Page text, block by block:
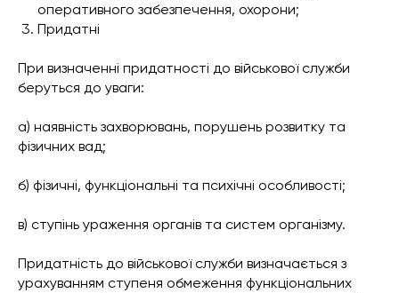
оперативного забезпечення, охорони;
Придатні
При визначенні придатності до військової служби
беруться до уваги:
а) наявність захворювань, порушень розвитку та
фізичних вад;
б) фізичні, функціональні та психічні особливості;
в) ступінь ураження органів та систем організму.
Придатність до військової служби визначається з
урахуванням ступеня обмеження функціональних